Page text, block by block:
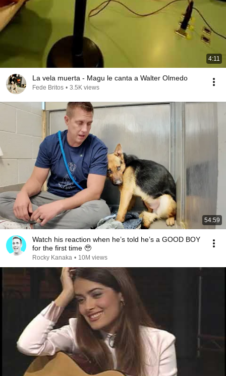
4:11
La vela muerta - Magu le canta a Walter Olmedo
Fede Britos • 3.5K views
54:59
Watch his reaction when he’s told he’s a GOOD BOY
for the first time 🥹
Rocky Kanaka • 10M views